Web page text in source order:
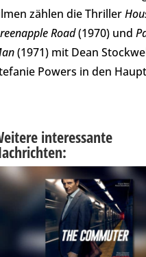
zählen die Thriller
Road(1970) und
(1971) mit Dean
Powers in den
interessante